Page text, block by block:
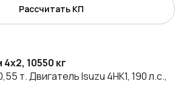
Рассчитать КП
10550 кг
т. Двигатель Isuzu 4HK1, 190 л.с.,